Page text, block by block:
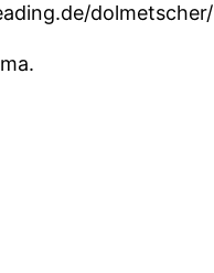
dolmetscher/